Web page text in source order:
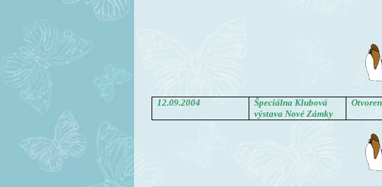
12.09.2004
Špeciálna Klubová
výstava Nové Zámky